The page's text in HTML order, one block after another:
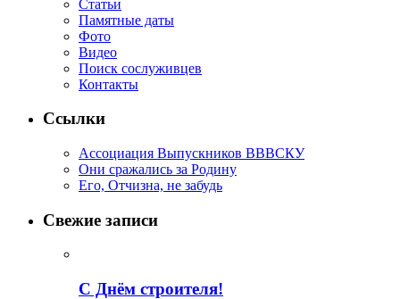
Статьи
Памятные даты
Фото
Видео
Поиск сослуживцев
Контакты
Ссылки
Ассоциация Выпускников ВВВСКУ
Они сражались за Родину
Его, Отчизна, не забудь
Свежие записи
С Днём строителя!